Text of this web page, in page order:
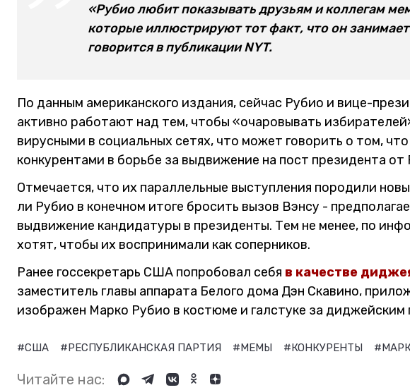
«Рубио любит показывать друзьям и коллегам
которые иллюстрируют тот факт, что он
говорится в публикации NYT.
По данным американского издания, сейчас Рубио и вице-
активно работают над тем, чтобы «очаровывать
вирусными в социальных сетях, что может говорить о том,
конкурентами в борьбе за выдвижение на пост президента от
Отмечается, что их параллельные выступления породили
ли Рубио в конечном итоге бросить вызов Вэнсу -
выдвижение кандидатуры в президенты. Тем не менее, по
хотят, чтобы их воспринимали как соперников.
Ранее госсекретарь США попробовал себя в качестве
заместитель главы аппарата Белого дома Дэн Скавино,
изображен Марко Рубио в костюме и галстуке за диджейским
#США #РЕСПУБЛИКАНСКАЯ ПАРТИЯ #МЕМЫ #КОНКУРЕНТЫ
Читайте нас: